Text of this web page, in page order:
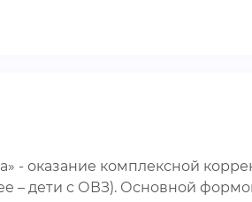
- оказание комплексной
– дети с ОВЗ). Основной